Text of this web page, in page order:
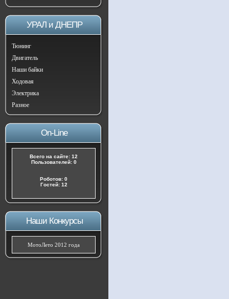
УРАЛ и ДНЕПР
Тюнинг
Двигатель
Наши байки
Ходовая
Электрика
Разное
On-Line
Всего на сайте: 12
Пользователей: 0
Роботов: 0
Гостей: 12
Наши Конкурсы
МотоЛето 2012 года